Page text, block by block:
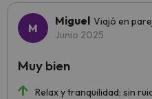
Miguel Viajó en
Junio 2025
Relax y tranquilidad; sin
Muy bien